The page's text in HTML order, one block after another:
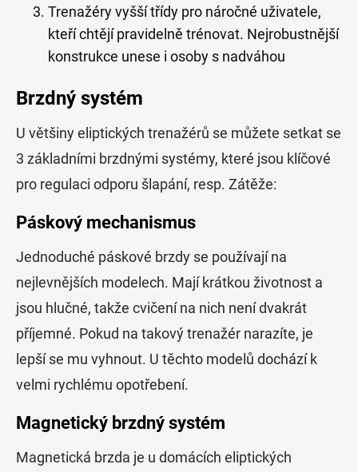
Trenažéry vyšší třídy pro náročné uživatele,
kteří chtějí pravidelně trénovat. Nejrobustnější
konstrukce unese i osoby s nadváhou
Brzdný systém
U většiny eliptických trenažérů se můžete setkat se
3 základními brzdnými systémy, které jsou klíčové
pro regulaci odporu šlapání, resp. Zátěže:
Páskový mechanismus
Jednoduché páskové brzdy se používají na
nejlevnějších modelech. Mají krátkou životnost a
jsou hlučné, takže cvičení na nich není dvakrát
příjemné. Pokud na takový trenažér narazíte, je
lepší se mu vyhnout. U těchto modelů dochází k
velmi rychlému opotřebení.
Magnetický brzdný systém
Magnetická brzda je u domácích eliptických